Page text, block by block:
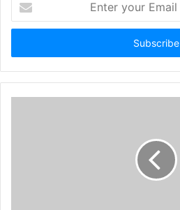
your
Email